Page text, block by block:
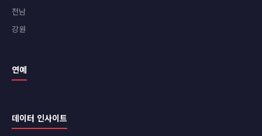
전남
강원
연예
데이터 인사이트